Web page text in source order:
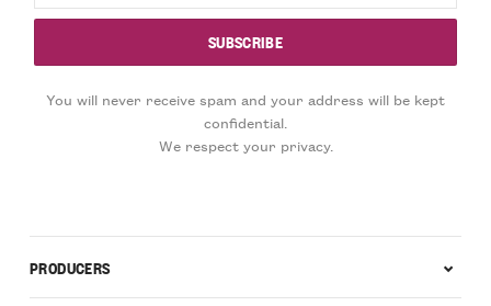
You will never receive spam and your address will be kept
confidential.
We respect your privacy.
PRODUCERS